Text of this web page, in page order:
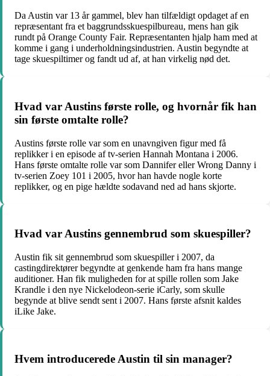
Da Austin var 13 år gammel, blev han tilfældigt opdaget af en
repræsentant fra et baggrundsskuespilbureau, mens han gik
rundt på Orange County Fair. Repræsentanten hjalp ham med at
komme i gang i underholdningsindustrien. Austin begyndte at
tage skuespiltimer og fandt ud af, at han virkelig nød det.
Hvad var Austins første rolle, og hvornår fik han
sin første omtalte rolle?
Austins første rolle var som en unavngiven figur med få
replikker i en episode af tv-serien Hannah Montana i 2006.
Hans første omtalte rolle var som Dannifer eller Wrong Danny i
tv-serien Zoey 101 i 2005, hvor han havde nogle korte
replikker, og en pige hældte sodavand ned ad hans skjorte.
Hvad var Austins gennembrud som skuespiller?
Austin fik sit gennembrud som skuespiller i 2007, da
castingdirektører begyndte at genkende ham fra hans mange
auditioner. Han fik muligheden for at spille rollen som Jake
Krandle i den nye Nickelodeon-serie iCarly, som skulle
begynde at blive sendt sent i 2007. Hans første afsnit kaldes
iLike Jake.
Hvem introducerede Austin til sin manager?